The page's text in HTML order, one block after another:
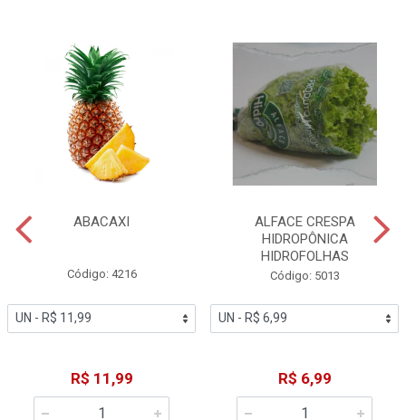
ABACAXI
Código: 4216
R$ 11,99
ALFACE CRESPA
HIDROPÔNICA
HIDROFOLHAS
Código: 5013
R$ 6,99